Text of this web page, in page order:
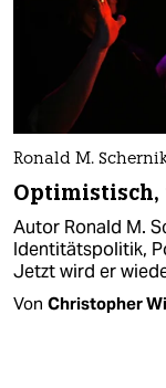
Ronald M.
Autor Ronald M.
Identitätspolitik,
Jetzt wird er
Von Christopher